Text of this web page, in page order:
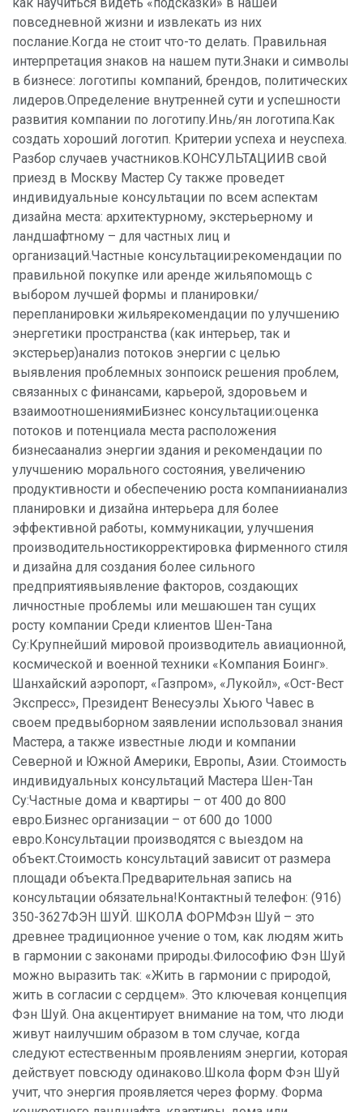
повседневной жизни и извлекать из них
послание.Когда не стоит что-то делать. Правильная
интерпретация знаков на нашем пути.Знаки и символы
в бизнесе: логотипы компаний, брендов, политических
лидеров.Определение внутренней сути и успешности
развития компании по логотипу.Инь/ян логотипа.Как
создать хороший логотип. Критерии успеха и неуспеха.
Разбор случаев участников.КОНСУЛЬТАЦИИВ свой
приезд в Москву Мастер Су также проведет
индивидуальные консультации по всем аспектам
дизайна места: архитектурному, экстерьерному и
ландшафтному – для частных лиц и
организаций.Частные консультации:рекомендации по
правильной покупке или аренде жильяпомощь с
выбором лучшей формы и планировки/
перепланировки жильярекомендации по улучшению
энергетики пространства (как интерьер, так и
экстерьер)анализ потоков энергии с целью
выявления проблемных зонпоиск решения проблем,
связанных с финансами, карьерой, здоровьем и
взаимоотношениямиБизнес консультации:оценка
потоков и потенциала места расположения
бизнесаанализ энергии здания и рекомендации по
улучшению морального состояния, увеличению
продуктивности и обеспечению роста компаниианализ
планировки и дизайна интерьера для более
эффективной работы, коммуникации, улучшения
производительностикорректировка фирменного стиля
и дизайна для создания более сильного
предприятиявыявление факторов, создающих
личностные проблемы или мешаюшен тан сущих
росту компании Среди клиентов Шен-Тана
Су:Крупнейший мировой производитель авиационной,
космической и военной техники «Компания Боинг».
Шанхайский аэропорт, «Газпром», «Лукойл», «Ост-Вест
Экспресс», Президент Венесуэлы Хьюго Чавес в
своем предвыборном заявлении использовал знания
Мастера, а также известные люди и компании
Северной и Южной Америки, Европы, Азии. Стоимость
индивидуальных консультаций Мастера Шен-Тан
Су:Частные дома и квартиры – от 400 до 800
евро.Бизнес организации – от 600 до 1000
евро.Консультации производятся с выездом на
объект.Стоимость консультаций зависит от размера
площади объекта.Предварительная запись на
консультации обязательна!Контактный телефон: (916)
350-3627ФЭН ШУЙ. ШКОЛА ФОРМФэн Шуй – это
древнее традиционное учение о том, как людям жить
в гармонии с законами природы.Философию Фэн Шуй
можно выразить так: «Жить в гармонии с природой,
жить в согласии с сердцем». Это ключевая концепция
Фэн Шуй. Она акцентирует внимание на том, что люди
живут наилучшим образом в том случае, когда
следуют естественным проявлениям энергии, которая
действует повсюду одинаково.Школа форм Фэн Шуй
учит, что энергия проявляется через форму. Форма